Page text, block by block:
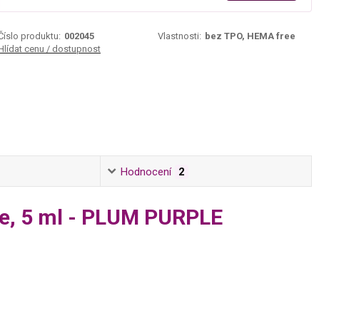
produktu: 002045 Vlastnosti: bez TPO, HEMA free
cenu / dostupnost
Hodnocení 2
5 ml - PLUM PURPLE